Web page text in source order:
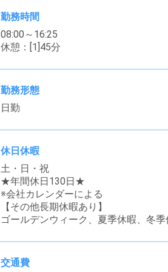
勤務時間
08:00～16:25
休憩：[1]45分
勤務形態
日勤
休日休暇
土・日・祝
★年間休日130日★
※会社カレンダーによる
【その他長期休暇あり】
ゴールデンウィーク、夏季休暇、冬季
交通費